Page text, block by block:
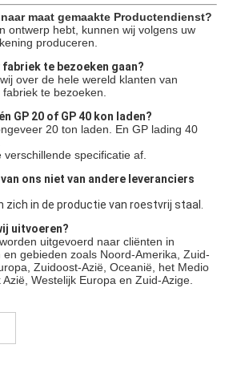
maat gemaakte Productendienst?
ontwerp hebt, kunnen wij volgens uw
produceren.
fabriek te bezoeken gaan?
over de hele wereld klanten van
te bezoeken.
GP 20 of GP 40 kon laden?
20 ton laden. En GP lading 40
specificatie af.
ons niet van andere leveranciers
zich in de productie van roestvrij staal.
uitvoeren?
uitgevoerd naar cliënten in
en gebieden zoals Noord-Amerika, Zuid-
Zuidoost-Azië, Oceanië, het Medio
Westelijk Europa en Zuid-Azige.